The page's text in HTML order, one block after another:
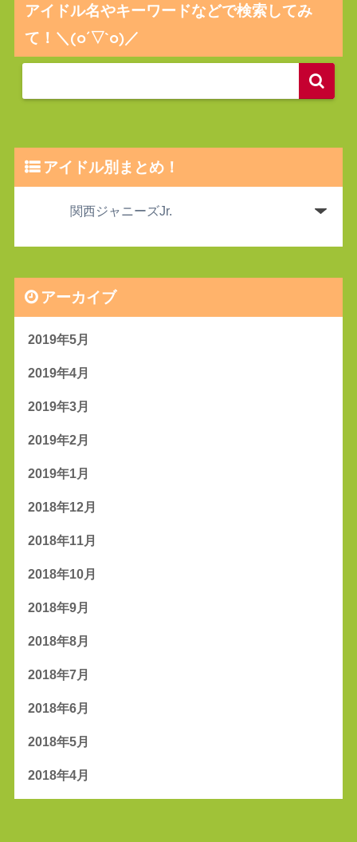
アイドル名やキーワードなどで検索してみ
て！＼(o´▽`o)／
アイドル別まとめ！
アーカイブ
2019年5月
2019年4月
2019年3月
2019年2月
2019年1月
2018年12月
2018年11月
2018年10月
2018年9月
2018年8月
2018年7月
2018年6月
2018年5月
2018年4月